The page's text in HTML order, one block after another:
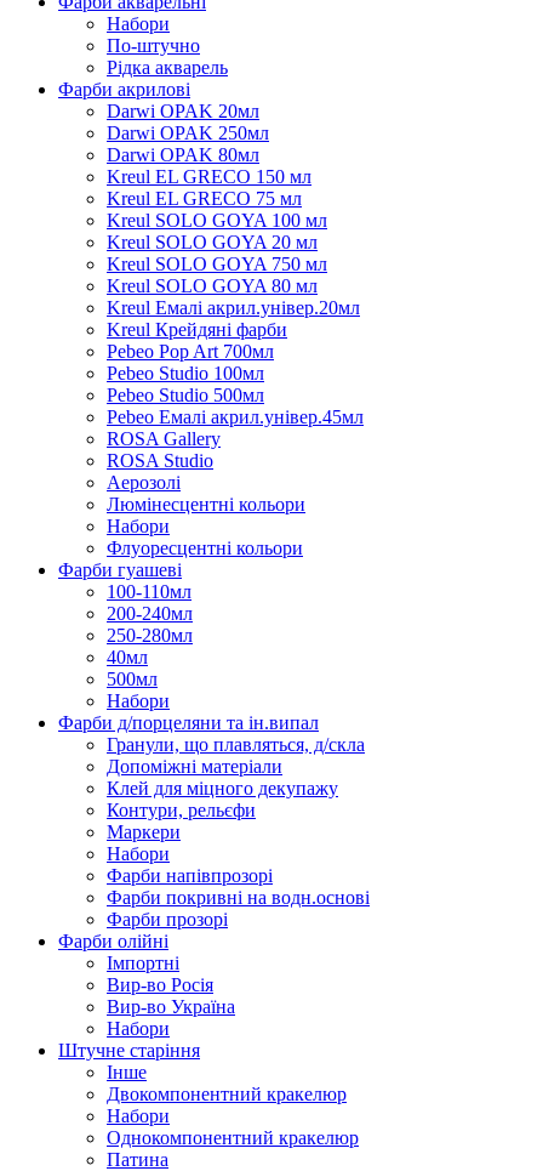
Набори
По-штучно
Рідка акварель
Фарби акрилові
Darwi OPAK 20мл
Darwi OPAK 250мл
Darwi OPAK 80мл
Kreul EL GRECO 150 мл
Kreul EL GRECO 75 мл
Kreul SOLO GOYA 100 мл
Kreul SOLO GOYA 20 мл
Kreul SOLO GOYA 750 мл
Kreul SOLO GOYA 80 мл
Kreul Емалі акрил.універ.20мл
Kreul Крейдяні фарби
Pebeo Pop Art 700мл
Pebeo Studio 100мл
Pebeo Studio 500мл
Pebeo Емалі акрил.універ.45мл
ROSA Gallery
ROSA Studio
Аерозолі
Люмінесцентні кольори
Набори
Флуоресцентні кольори
Фарби гуашеві
100-110мл
200-240мл
250-280мл
40мл
500мл
Набори
Фарби д/порцеляни та ін.випал
Гранули, що плавляться, д/скла
Допоміжні матеріали
Клей для міцного декупажу
Контури, рельєфи
Маркери
Набори
Фарби напівпрозорі
Фарби покривні на водн.основі
Фарби прозорі
Фарби олійні
Імпортні
Вир-во Росія
Вир-во Україна
Набори
Штучне старіння
Інше
Двокомпонентний кракелюр
Набори
Однокомпонентний кракелюр
Патина